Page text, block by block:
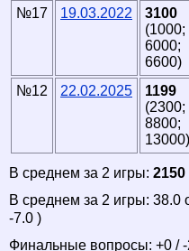
№17
19.03.2022
3100
(1000;
6000;
6600)
№12 22.02.2025
1199
(2300;
8800;
13000)
В среднем за 2 игры: 2150
В среднем за 2 игры: 38.0
-7.0 )
Финальные вопросы: +0 / -